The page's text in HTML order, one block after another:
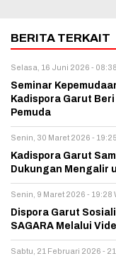
BERITA TERKAIT
Selasa, 16 Juni 2026 -
Seminar
Kadispora Garut
Pemuda
Senin, 30 Maret 2026 -
Kadispora Garut
Dukungan Mengalir
Senin, 9 Maret 2026 - 19:28
Dispora Garut
SAGARA Melalui
Sabtu, 21 Februari 2026 -